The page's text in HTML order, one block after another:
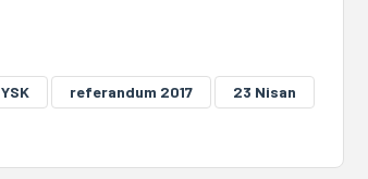
YSK referandum 2017
23 Nisan